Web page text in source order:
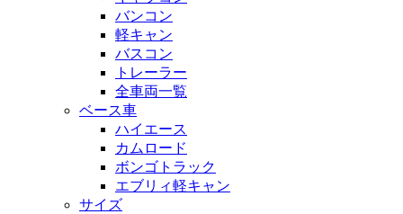
バンコン
軽キャン
バスコン
トレーラー
全車両一覧
ベース車
ハイエース
カムロード
ボンゴトラック
エブリィ軽キャン
サイズ